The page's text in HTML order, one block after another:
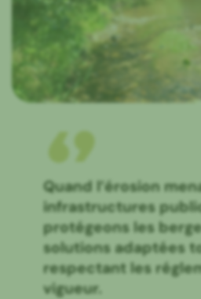
Quand l’érosion
infrastructures
protégeons les
solutions adaptées
respectant les
vigueur.